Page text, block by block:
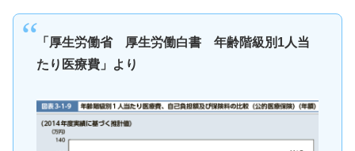
「厚生労働省 厚生労働白書 年齢階級別1人当
たり医療費」より